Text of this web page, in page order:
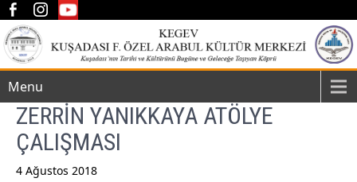
Menu
ZERRİN YANIKKAYA ATÖLYE
ÇALIŞMASI
4 Ağustos 2018